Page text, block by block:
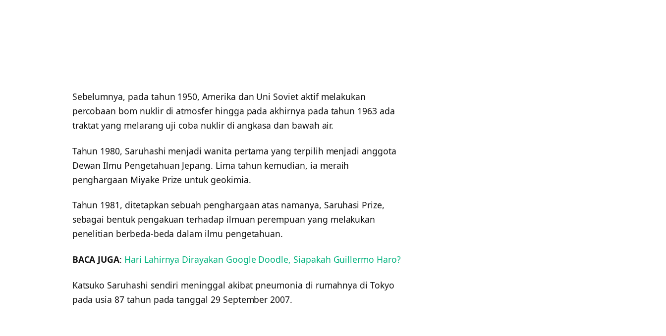
Sebelumnya, pada tahun 1950, Amerika dan Uni Soviet aktif melakukan
percobaan bom nuklir di atmosfer hingga pada akhirnya pada tahun 1963 ada
traktat yang melarang uji coba nuklir di angkasa dan bawah air.
Tahun 1980, Saruhashi menjadi wanita pertama yang terpilih menjadi anggota
Dewan Ilmu Pengetahuan Jepang. Lima tahun kemudian, ia meraih
penghargaan Miyake Prize untuk geokimia.
Tahun 1981, ditetapkan sebuah penghargaan atas namanya, Saruhasi Prize,
sebagai bentuk pengakuan terhadap ilmuan perempuan yang melakukan
penelitian berbeda-beda dalam ilmu pengetahuan.
BACA JUGA: Hari Lahirnya Dirayakan Google Doodle, Siapakah Guillermo Haro?
Katsuko Saruhashi sendiri meninggal akibat pneumonia di rumahnya di Tokyo
pada usia 87 tahun pada tanggal 29 September 2007.